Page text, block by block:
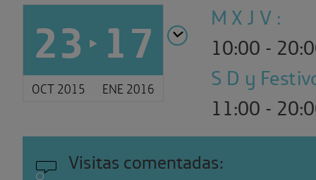
23
OCT 2015
17
ENE 2016
M X J V :
10:00 -
S D y
11:00 -
Visitas comentadas: